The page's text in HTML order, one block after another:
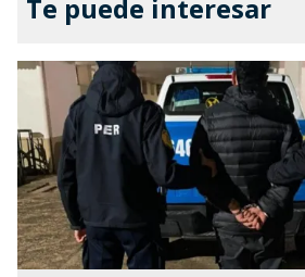
Te puede interesar